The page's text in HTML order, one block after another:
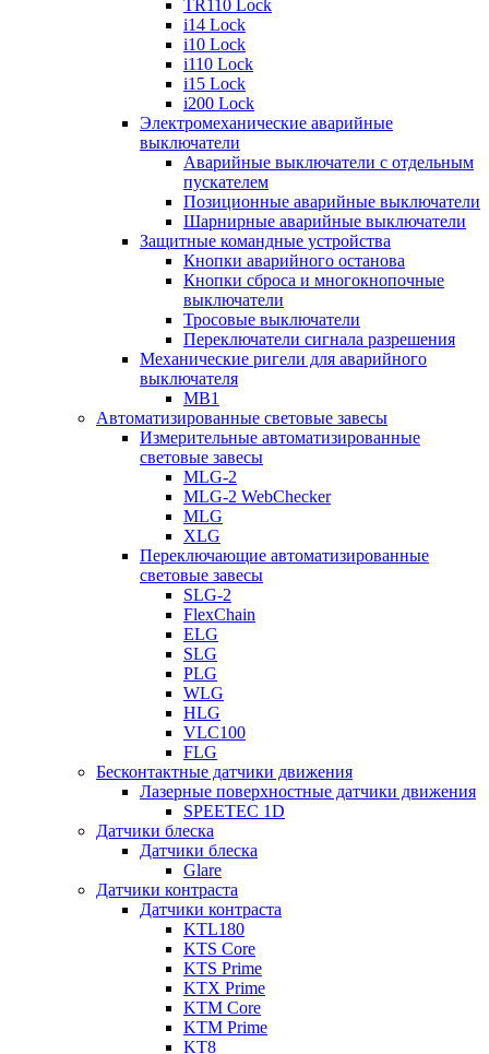
TR110 Lock
i14 Lock
i10 Lock
i110 Lock
i15 Lock
i200 Lock
Электромеханические аварийные
выключатели
Аварийные выключатели с отдельным
пускателем
Позиционные аварийные выключатели
Шарнирные аварийные выключатели
Защитные командные устройства
Кнопки аварийного останова
Кнопки сброса и многокнопочные
выключатели
Тросовые выключатели
Переключатели сигнала разрешения
Механические ригели для аварийного
выключателя
MB1
Автоматизированные световые завесы
Измерительные автоматизированные
световые завесы
MLG-2
MLG-2 WebChecker
MLG
XLG
Переключающие автоматизированные
световые завесы
SLG-2
FlexChain
ELG
SLG
PLG
WLG
HLG
VLC100
FLG
Бесконтактные датчики движения
Лазерные поверхностные датчики движения
SPEETEC 1D
Датчики блеска
Датчики блеска
Glare
Датчики контраста
Датчики контраста
KTL180
KTS Core
KTS Prime
KTX Prime
KTM Core
KTM Prime
KT8